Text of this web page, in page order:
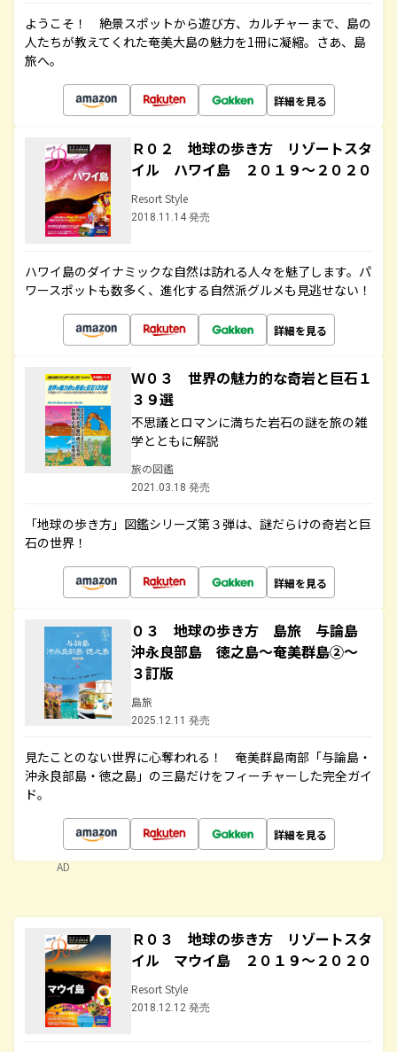
ようこそ！ 絶景スポットから遊び方、カルチャーまで、島の
人たちが教えてくれた奄美大島の魅力を1冊に凝縮。さあ、島
旅へ。
詳細を見る
Ｒ０２ 地球の歩き方 リゾートスタ
イル ハワイ島 ２０１９～２０２０
Resort Style
2018.11.14 発売
ハワイ島のダイナミックな自然は訪れる人々を魅了します。パ
ワースポットも数多く、進化する自然派グルメも見逃せない！
詳細を見る
Ｗ０３ 世界の魅力的な奇岩と巨石１
３９選
不思議とロマンに満ちた岩石の謎を旅の雑
学とともに解説
旅の図鑑
2021.03.18 発売
「地球の歩き方」図鑑シリーズ第３弾は、謎だらけの奇岩と巨
石の世界！
詳細を見る
０３ 地球の歩き方 島旅 与論島
沖永良部島 徳之島～奄美群島②～
３訂版
島旅
2025.12.11 発売
見たことのない世界に心奪われる！ 奄美群島南部「与論島・
沖永良部島・徳之島」の三島だけをフィーチャーした完全ガイ
ド。
詳細を見る
AD
Ｒ０３ 地球の歩き方 リゾートスタ
イル マウイ島 ２０１９～２０２０
Resort Style
2018.12.12 発売